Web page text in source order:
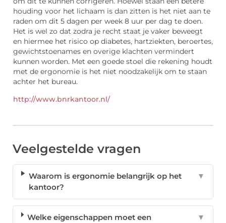
houding voor het lichaam is dan zitten is het niet aan te
raden om dit 5 dagen per week 8 uur per dag te doen.
Het is wel zo dat zodra je recht staat je vaker beweegt
en hiermee het risico op diabetes, hartziekten, beroertes,
gewichtstoenames en overige klachten vermindert
kunnen worden. Met een goede stoel die rekening houdt
met de ergonomie is het niet noodzakelijk om te staan
achter het bureau.
http://www.bnrkantoor.nl/
Veelgestelde vragen
Waarom is ergonomie belangrijk op het
kantoor?
▼
Welke eigenschappen moet een
▼